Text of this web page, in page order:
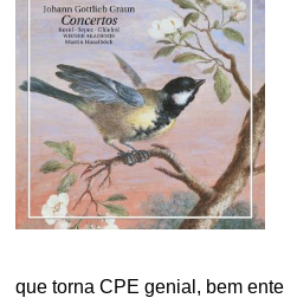
que torna CPE genial, bem